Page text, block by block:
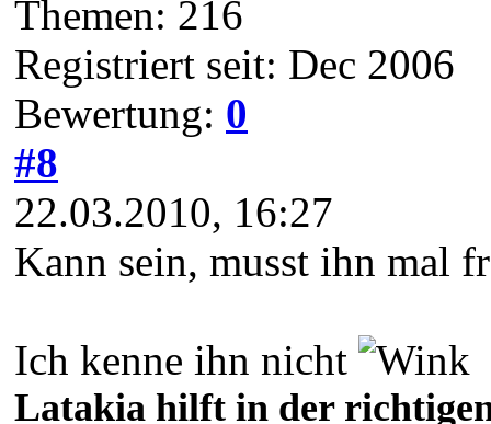
Themen: 216
Registriert seit: Dec 2006
Bewertung: 0
#8
22.03.2010, 16:27
Kann sein, musst ihn mal
Ich kenne ihn nicht
Latakia hilft in der richtigen